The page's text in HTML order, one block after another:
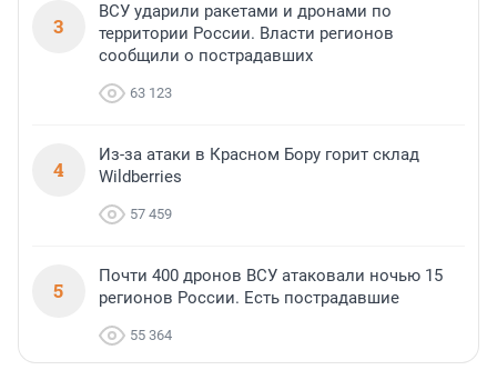
3
ВСУ ударили ракетами и дронами по
территории России. Власти регионов
сообщили о пострадавших
63 123
4
Из-за атаки в Красном Бору горит склад
Wildberries
57 459
5
Почти 400 дронов ВСУ атаковали ночью 15
регионов России. Есть пострадавшие
55 364